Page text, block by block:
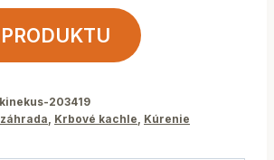
kinekus-203419
Krbové kachle Kúrenie